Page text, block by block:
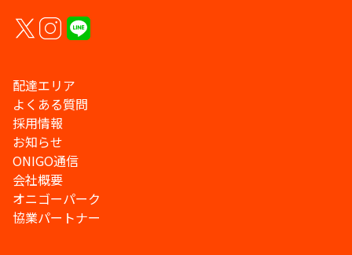
配達エリア
よくある質問
採用情報
お知らせ
ONIGO通信
会社概要
オニゴーパーク
協業パートナー